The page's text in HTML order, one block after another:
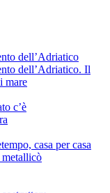
dell’Adriatico
dell’Adriatico. Il
mare
c’è
casa per casa